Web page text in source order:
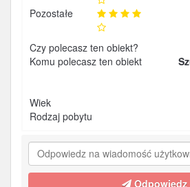
Pozostałe
Czy polecasz ten obiekt?
Komu polecasz ten obiekt
Wiek
Rodzaj pobytu
Odpowiedz